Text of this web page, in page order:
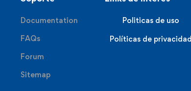
Documentation
FAQs
Forum
Sitemap
Politicas de uso
Políticas de privacidad